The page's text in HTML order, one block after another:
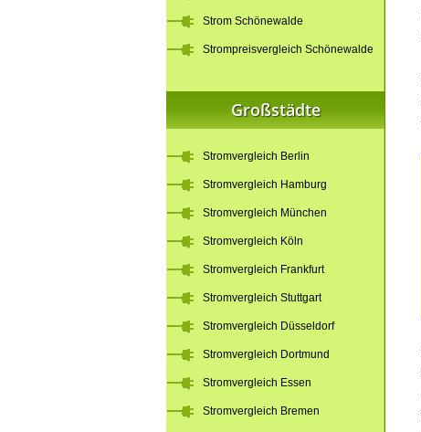
Strom Schönewalde
Strompreisvergleich Schönewalde
Großstädte
Stromvergleich Berlin
Stromvergleich Hamburg
Stromvergleich München
Stromvergleich Köln
Stromvergleich Frankfurt
Stromvergleich Stuttgart
Stromvergleich Düsseldorf
Stromvergleich Dortmund
Stromvergleich Essen
Stromvergleich Bremen